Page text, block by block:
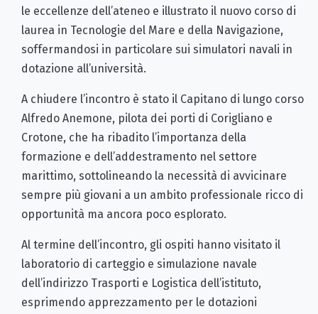
le eccellenze dell’ateneo e illustrato il nuovo corso di
laurea in Tecnologie del Mare e della Navigazione,
soffermandosi in particolare sui simulatori navali in
dotazione all’università.
A chiudere l’incontro è stato il Capitano di lungo corso
Alfredo Anemone, pilota dei porti di Corigliano e
Crotone, che ha ribadito l’importanza della
formazione e dell’addestramento nel settore
marittimo, sottolineando la necessità di avvicinare
sempre più giovani a un ambito professionale ricco di
opportunità ma ancora poco esplorato.
Al termine dell’incontro, gli ospiti hanno visitato il
laboratorio di carteggio e simulazione navale
dell’indirizzo Trasporti e Logistica dell’istituto,
esprimendo apprezzamento per le dotazioni